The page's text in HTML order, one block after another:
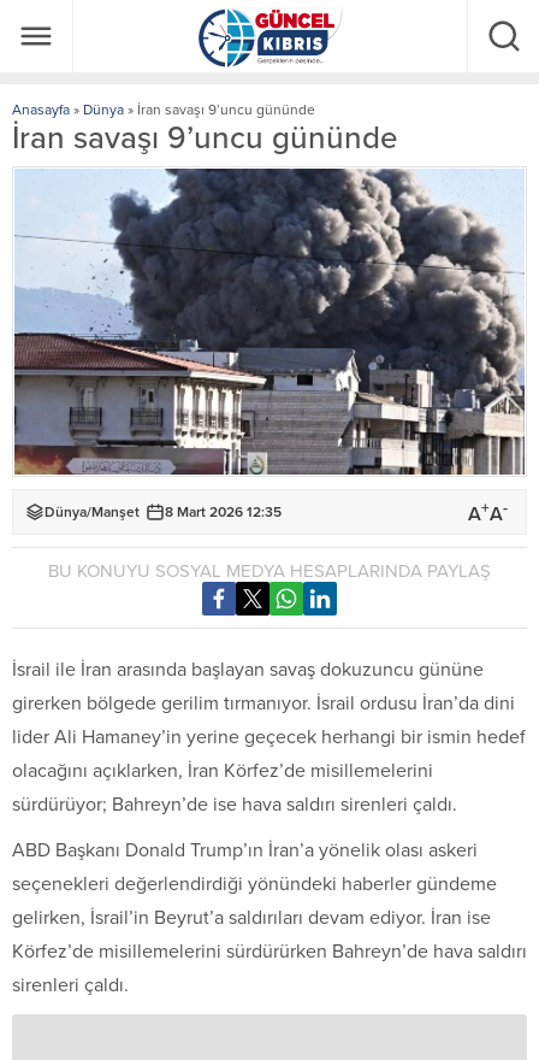
Anasayfa » Dünya » İran savaşı 9’uncu gününde
İran savaşı 9’uncu gününde
Dünya/Manşet 8 Mart 2026 12:35 A+A-
BU KONUYU SOSYAL MEDYA HESAPLARINDA PAYLAŞ
İsrail ile İran arasında başlayan savaş dokuzuncu gününe
girerken bölgede gerilim tırmanıyor. İsrail ordusu İran’da dini
lider Ali Hamaney’in yerine geçecek herhangi bir ismin hedef
olacağını açıklarken, İran Körfez’de misillemelerini
sürdürüyor; Bahreyn’de ise hava saldırı sirenleri çaldı.
ABD Başkanı Donald Trump’ın İran’a yönelik olası askeri
seçenekleri değerlendirdiği yönündeki haberler gündeme
gelirken, İsrail’in Beyrut’a saldırıları devam ediyor. İran ise
Körfez’de misillemelerini sürdürürken Bahreyn’de hava saldırı
sirenleri çaldı.